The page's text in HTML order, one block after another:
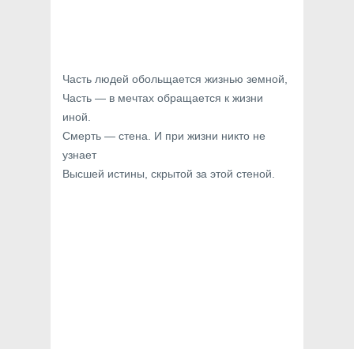
Часть людей обольщается жизнью земной,
Часть — в мечтах обращается к жизни
иной.
Смерть — стена. И при жизни никто не
узнает
Высшей истины, скрытой за этой стеной.